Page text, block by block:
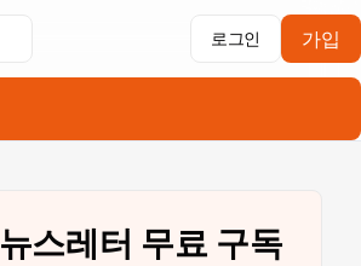
가입
로그인
뉴스레터 무료 구독